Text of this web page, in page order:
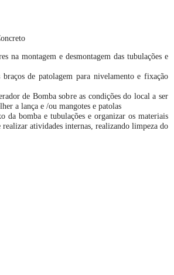
na montagem e desmontagem das tubulações e
braços de patolagem para nivelamento e fixação
de Bomba sobre as condições do local a ser
a lança e /ou mangotes e patolas
da bomba e tubulações e organizar os materiais
atividades internas, realizando limpeza do